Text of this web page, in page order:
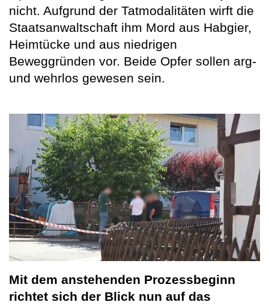
nicht. Aufgrund der Tatmodalitäten wirft die
Staatsanwaltschaft ihm Mord aus Habgier,
Heimtücke und aus niedrigen
Beweggründen vor. Beide Opfer sollen arg-
und wehrlos gewesen sein.
Mit dem anstehenden Prozessbeginn
richtet sich der Blick nun auf das